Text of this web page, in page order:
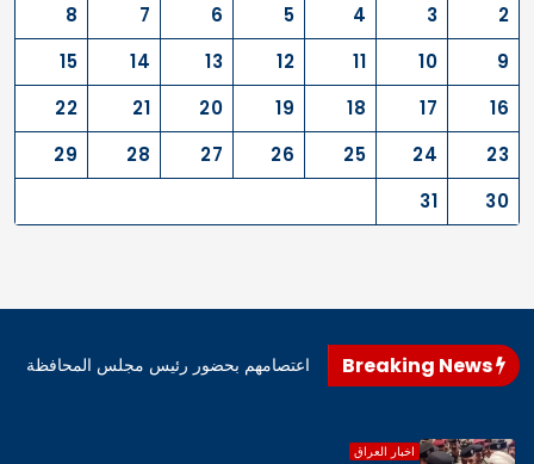
2
3
4
5
6
7
8
9
10
11
12
13
14
15
16
17
18
19
20
21
22
23
24
25
26
27
28
29
30
31
محافظ المثنى، اليوم، إنهاء اعتصامهم بحضور رئيس مجلس المحافظة
اخبار العراق